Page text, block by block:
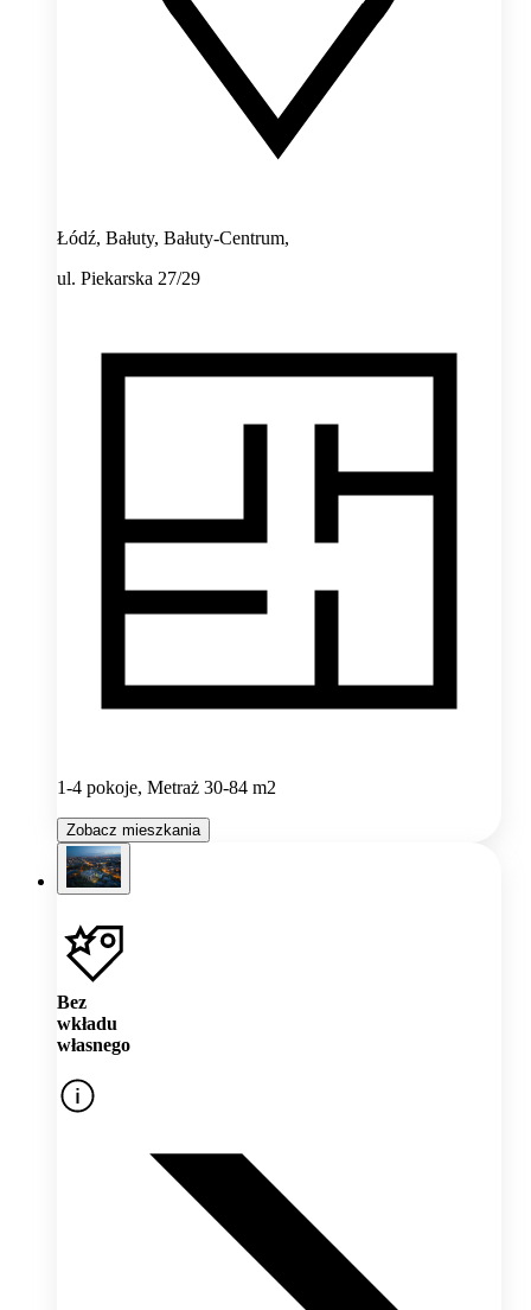
Łódź, Bałuty, Bałuty-Centrum,
ul. Piekarska 27/29
1-4 pokoje, Metraż 30-84 m2
Zobacz mieszkania
Bez
wkładu
własnego